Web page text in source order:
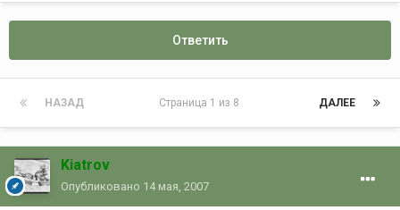
Ответить
НАЗАД ДАЛЕЕ
Страница 1 из 8
Kiatrov
Опубликовано 14 мая, 2007